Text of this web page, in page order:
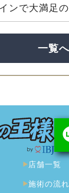
ンで大満足の
一覧へ
店舗一覧
施術の流れ